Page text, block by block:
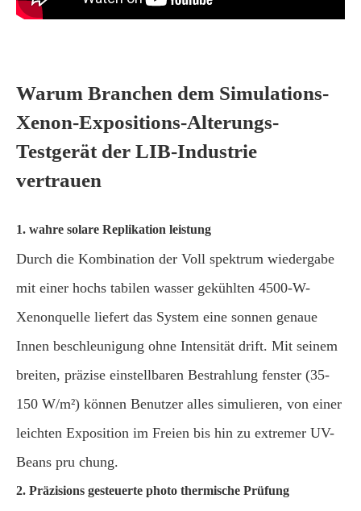
Warum Branchen dem Simulations-
Xenon-Expositions-Alterungs-
Testgerät der LIB-Industrie
vertrauen
1. wahre solare Replikation leistung
Durch die Kombination der Voll spektrum wiedergabe
mit einer hochs tabilen wasser gekühlten 4500-W-
Xenonquelle liefert das System eine sonnen genaue
Innen beschleunigung ohne Intensität drift. Mit seinem
breiten, präzise einstellbaren Bestrahlung fenster (35-
150 W/m²) können Benutzer alles simulieren, von einer
leichten Exposition im Freien bis hin zu extremer UV-
Beans pru chung.
2. Präzisions gesteuerte photo thermische Prüfung